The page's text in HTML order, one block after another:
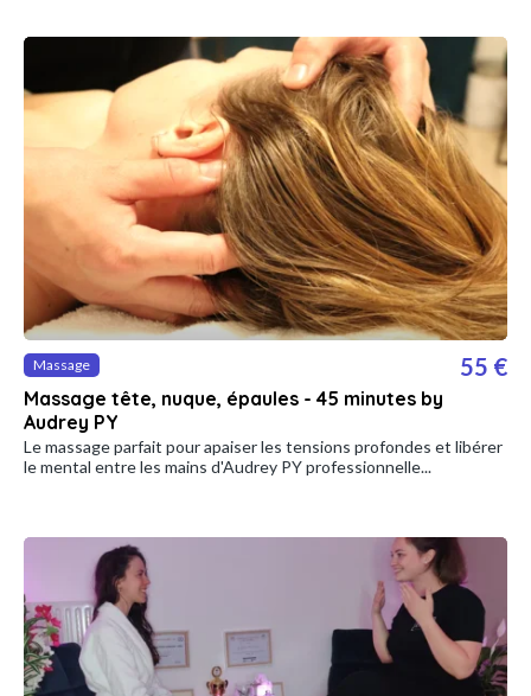
Massage
Massage tête, nuque, épaules - 45 minutes by
Audrey PY
55 €
Le massage parfait pour apaiser les tensions profondes et libérer
le mental entre les mains d'Audrey PY professionnelle...